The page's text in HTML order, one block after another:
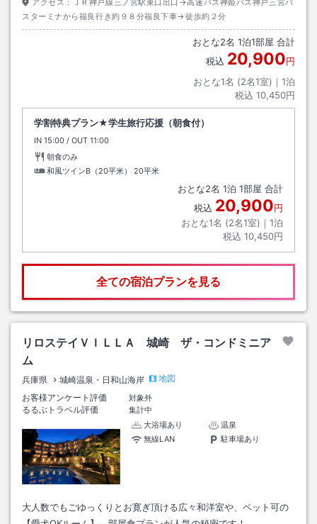
アクセス：
ＪＲ神戸線三ノ宮駅東口出口→高速バス神姫バス神戸三宮バ
スターミナから福良行き約９８分福良下車→徒歩約２分
おとな2名 1泊1部屋 合計
税込 20,900円
おとな1名 (2名1室)｜ 1泊
税込 10,450円
学割特典プラン★学生旅行応援（朝食付）
IN チェックイン
15:00 / OUT チェックアウト
11:00
朝食のみ
和風ツインB（20平米）
20平米
おとな2名 1泊 1部屋 合計
税込 20,900円
おとな1名 (2名1室)｜ 1泊
税込 10,450円
全ての宿泊プランを見る
リロステイＶＩＬＬＡ 城崎 ザ・コンドミニア
ム
兵庫県 城崎温泉・日和山海岸
地図
お客様アンケート評価
対象外
るるぶトラベル評価
集計中
大浴場あり
温泉
無線LAN
駐車場あり
大人数でもごゆっくりとお寛ぎ頂ける広々和洋室や、ペット可の